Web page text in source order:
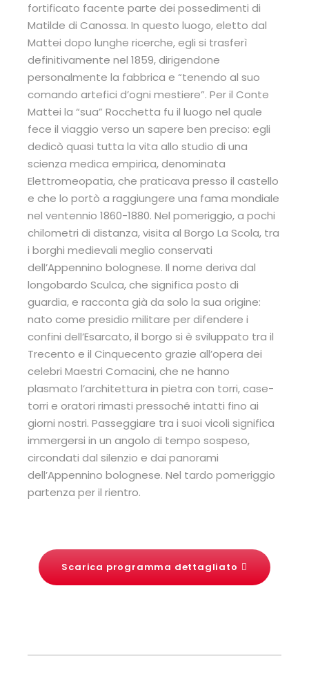
fortificato facente parte dei possedimenti di
Matilde di Canossa. In questo luogo, eletto dal
Mattei dopo lunghe ricerche, egli si trasferì
definitivamente nel 1859, dirigendone
personalmente la fabbrica e “tenendo al suo
comando artefici d’ogni mestiere”. Per il Conte
Mattei la “sua” Rocchetta fu il luogo nel quale
fece il viaggio verso un sapere ben preciso: egli
dedicò quasi tutta la vita allo studio di una
scienza medica empirica, denominata
Elettromeopatia, che praticava presso il castello
e che lo portò a raggiungere una fama mondiale
nel ventennio 1860-1880. Nel pomeriggio, a pochi
chilometri di distanza, visita al Borgo La Scola, tra
i borghi medievali meglio conservati
dell’Appennino bolognese. Il nome deriva dal
longobardo Sculca, che significa posto di
guardia, e racconta già da solo la sua origine:
nato come presidio militare per difendere i
confini dell’Esarcato, il borgo si è sviluppato tra il
Trecento e il Cinquecento grazie all’opera dei
celebri Maestri Comacini, che ne hanno
plasmato l’architettura in pietra con torri, case-
torri e oratori rimasti pressoché intatti fino ai
giorni nostri. Passeggiare tra i suoi vicoli significa
immergersi in un angolo di tempo sospeso,
circondati dal silenzio e dai panorami
dell’Appennino bolognese. Nel tardo pomeriggio
partenza per il rientro.
Scarica programma dettagliato